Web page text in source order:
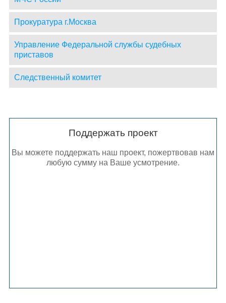
Прокуратура г.Москва
Управление Федеральной службы судебных
приставов
Следственный комитет
Поддержать проект
Вы можете поддержать наш проект, пожертвовав нам
любую сумму на Ваше усмотрение.